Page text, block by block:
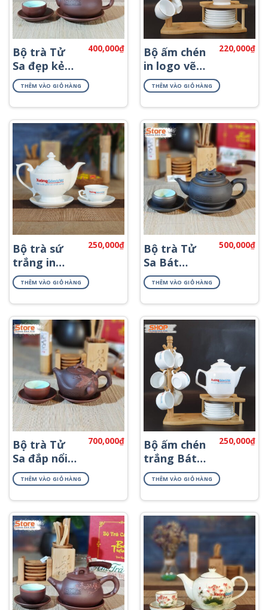
Bộ trà Tử
Sa đẹp kẻ
chỉ đỏ ATS-
78
400,000₫
THÊM VÀO GIỎ HÀNG
Bộ ấm chén
in logo vẽ
viền kim
ATK-60
220,000₫
THÊM VÀO GIỎ HÀNG
Bộ trà sứ
trắng in
logo làm
quà tặng
AT-04
250,000₫
THÊM VÀO GIỎ HÀNG
Bộ trà Tử
Sa Bát
Tràng đẹp
ATS-65
500,000₫
THÊM VÀO GIỎ HÀNG
Bộ trà Tử
Sa đắp nổi
đào ATS-68
700,000₫
THÊM VÀO GIỎ HÀNG
Bộ ấm chén
trắng Bát
Tràng in
logo AT-62
250,000₫
THÊM VÀO GIỎ HÀNG